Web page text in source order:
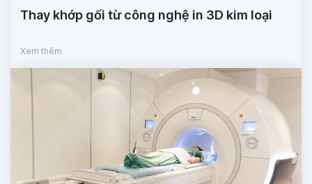
Thay khớp gối từ công nghệ in 3D kim loại
Xem thêm